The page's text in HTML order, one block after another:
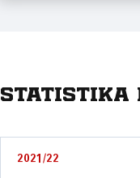
Statistika
2021/22